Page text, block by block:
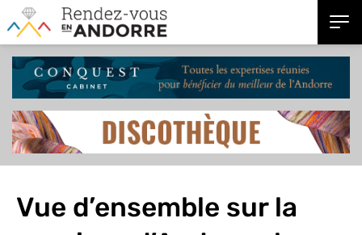
Vue d’ensemble sur la